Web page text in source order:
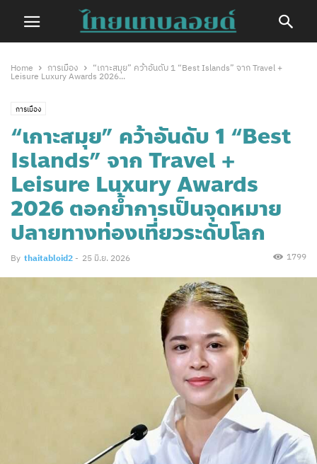
Home การเมือง
“เกาะสมุย” คว้าอันดับ 1 “Best Islands” จาก Travel +
Leisure Luxury Awards 2026...
การเมือง
“เกาะสมุย” คว้าอันดับ 1 “Best
Islands” จาก Travel +
Leisure Luxury Awards
2026 ตอกย้ำการเป็นจุดหมาย
ปลายทางท่องเที่ยวระดับโลก
By thaitabloid2 - 25 มิ.ย. 2026 1799